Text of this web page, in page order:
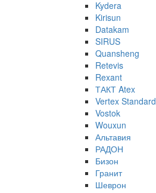
Kydera
Kirisun
Datakam
SIRUS
Quansheng
Retevis
Rexant
ТАКТ Atex
Vertex Standard
Vostok
Wouxun
Альтавия
РАДОН
Бизон
Гранит
Шеврон